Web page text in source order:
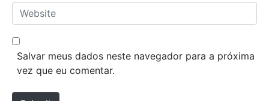
a
*
W
e
b
e
Salvar meus dados neste navegador para a próxima
vez que eu comentar.